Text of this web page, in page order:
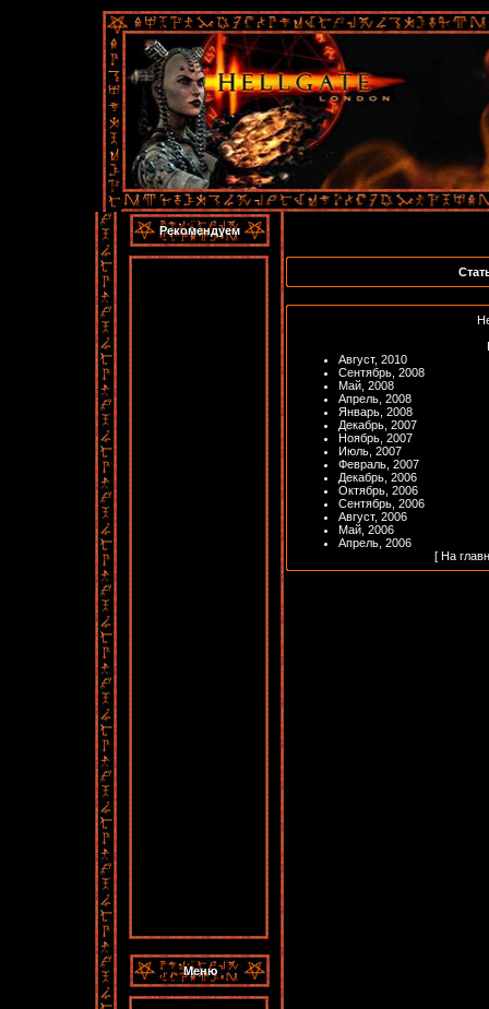
Рекомендуем
Меню
Август, 2010
Сентябрь, 2008
Май, 2008
Апрель, 2008
Январь, 2008
Декабрь, 2007
Ноябрь, 2007
Июль, 2007
Февраль, 2007
Декабрь, 2006
Октябрь, 2006
Сентябрь, 2006
Август, 2006
Май, 2006
Апрель, 2006
[ На